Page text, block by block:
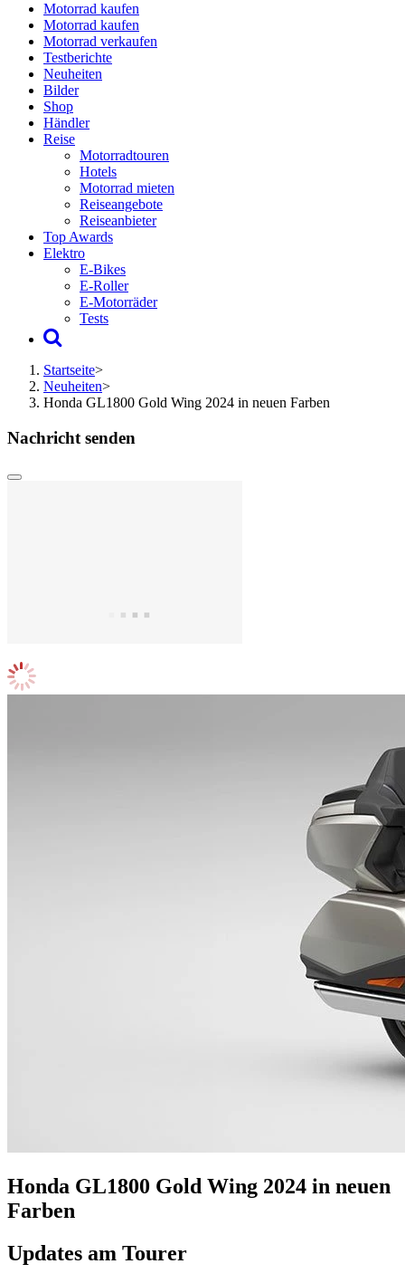
Motorrad kaufen
Motorrad kaufen
Motorrad verkaufen
Testberichte
Neuheiten
Bilder
Shop
Händler
Reise
Motorradtouren
Hotels
Motorrad mieten
Reiseangebote
Reiseanbieter
Top Awards
Elektro
E-Bikes
E-Roller
E-Motorräder
Tests
Startseite>
Neuheiten>
Honda GL1800 Gold Wing 2024 in neuen Farben
Nachricht senden
Honda GL1800 Gold Wing 2024 in neuen
Farben
Updates am Tourer